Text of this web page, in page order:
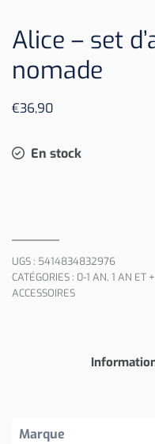
Alice – set
nomade
€36,90
En stock
UGS : 5414834832976
CATÉGORIES : 0-1 AN, 1 AN ET +
ACCESSOIRES
Marque